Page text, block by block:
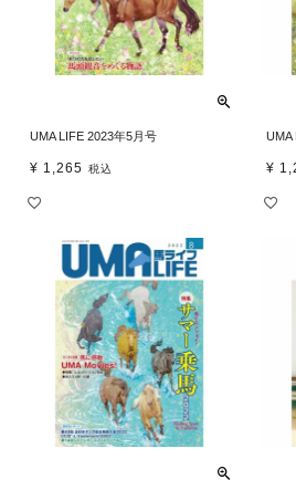
UMA LIFE 2023年5月号
¥ 1,265 税込
UMA
¥